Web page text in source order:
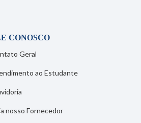
CONOSCO
Geral
ao Estudante
nosso Fornecedor